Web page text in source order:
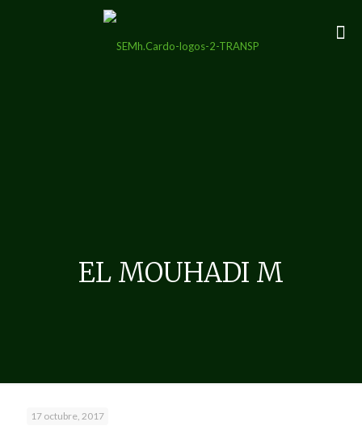
EL MOUHADI M
17 octubre, 2017